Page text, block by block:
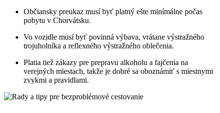
Občiansky preukaz musí byť platný ešte minímálne počas
pobytu v Chorvátsku.
Vo vozidle musí byť povinná výbava, vrátane výstražného
trojuholníka a reflexného výstražného oblečenia.
Platia tiež zákazy pre prepravu alkoholu a fajčenia na
verejných miestach, takže je dobré sa oboznámiť s miestnymi
zvykmi a pravidlami.